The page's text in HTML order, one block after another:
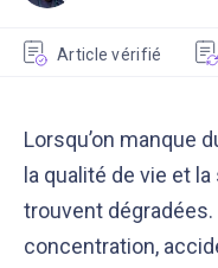
Article vérifié
Lorsqu’on manque
la qualité de vie et
trouvent
concentration,